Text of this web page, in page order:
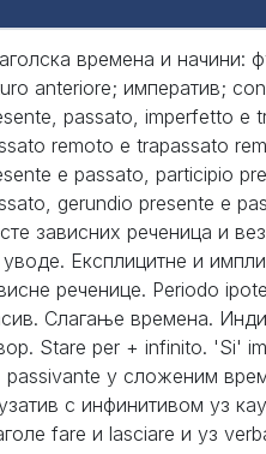
времена и начини:
anteriore; императив;
passato, imperfetto e
remoto e trapassato
e passato, participio
gerundio presente e
зависних реченица и
Експлицитне и
реченице. Periodo
Слагање времена.
Stare per + infinito. 'Si'
passivante у сложеним
с инфинитивом уз
fare и lasciare и уз